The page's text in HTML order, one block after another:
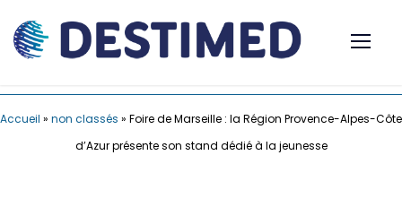
Accueil » non classés » Foire de Marseille : la Région Provence-Alpes-Côte
d’Azur présente son stand dédié à la jeunesse